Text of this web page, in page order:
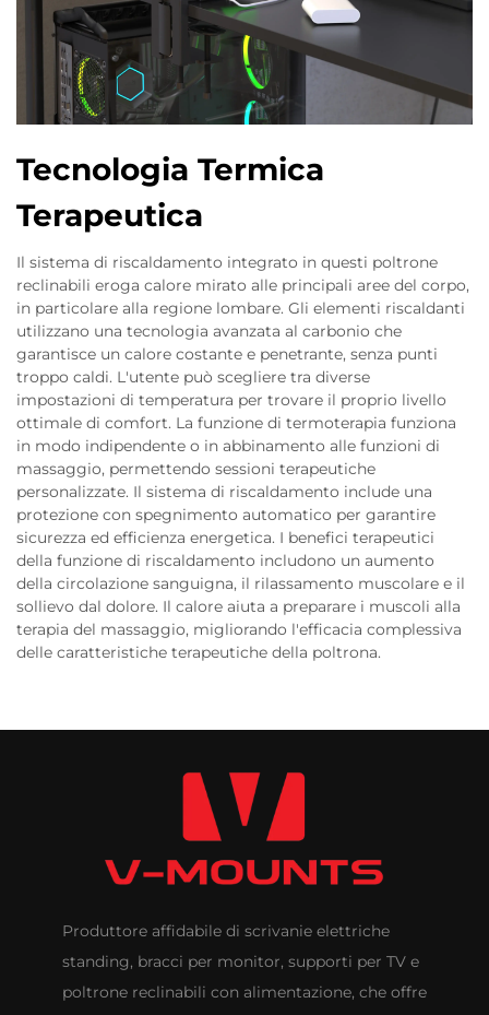
Tecnologia Termica
Terapeutica
Il sistema di riscaldamento integrato in questi poltrone
reclinabili eroga calore mirato alle principali aree del corpo,
in particolare alla regione lombare. Gli elementi riscaldanti
utilizzano una tecnologia avanzata al carbonio che
garantisce un calore costante e penetrante, senza punti
troppo caldi. L'utente può scegliere tra diverse
impostazioni di temperatura per trovare il proprio livello
ottimale di comfort. La funzione di termoterapia funziona
in modo indipendente o in abbinamento alle funzioni di
massaggio, permettendo sessioni terapeutiche
personalizzate. Il sistema di riscaldamento include una
protezione con spegnimento automatico per garantire
sicurezza ed efficienza energetica. I benefici terapeutici
della funzione di riscaldamento includono un aumento
della circolazione sanguigna, il rilassamento muscolare e il
sollievo dal dolore. Il calore aiuta a preparare i muscoli alla
terapia del massaggio, migliorando l'efficacia complessiva
delle caratteristiche terapeutiche della poltrona.
Produttore affidabile di scrivanie elettriche
standing, bracci per monitor, supporti per TV e
poltrone reclinabili con alimentazione, che offre